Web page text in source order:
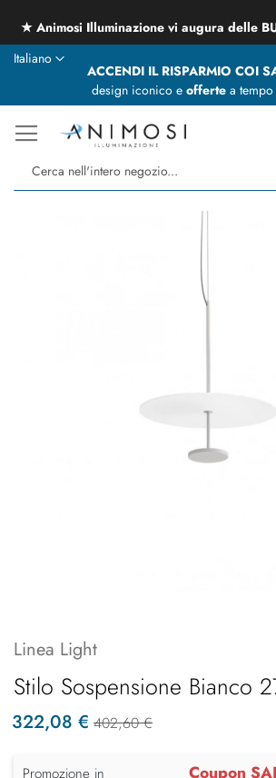
Le spedizioni dei prodotti potranno
delle CHIUSURE ESTIVE
ACCENDI IL RISPARMIO COI
design iconico eoffertea tempo
Linea Light
Stilo Sospensione Bianco